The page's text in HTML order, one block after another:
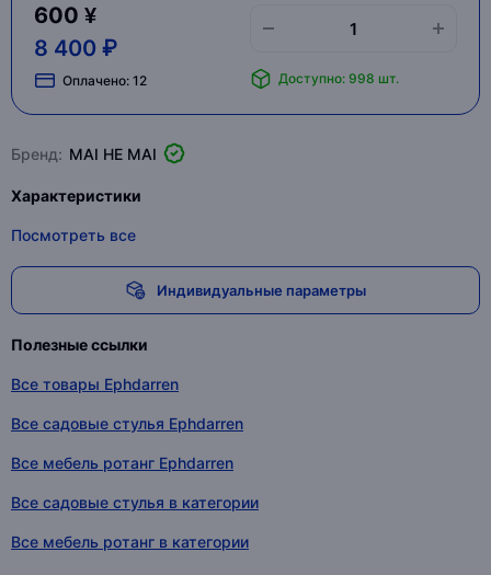
600 ¥
8 400 ₽
Оплачено: 12 Доступно: 998 шт.
Бренд: MAI HE MAI
Характеристики
Посмотреть все
Индивидуальные параметры
Полезные ссылки
Все товары Ephdarren
Все садовые стулья Ephdarren
Все мебель ротанг Ephdarren
Все садовые стулья в категории
Все мебель ротанг в категории